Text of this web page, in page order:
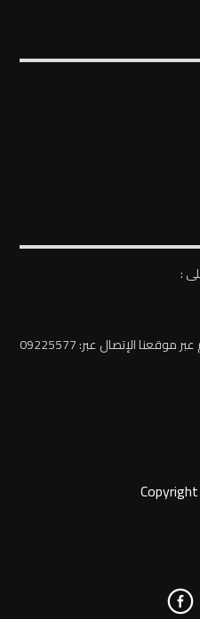
:
موقعنا الإتصال عبر: 09225577